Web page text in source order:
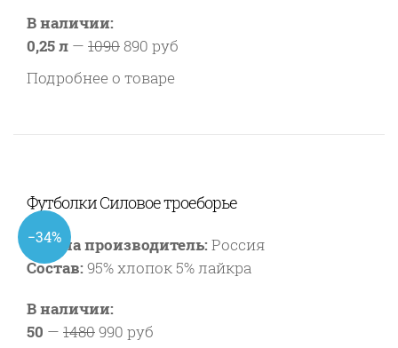
В наличии:
0,25 л — 1090890 руб
Подробнее о товаре
−34%
Футболки Силовое троеборье
Страна производитель:Россия
Состав:95% хлопок 5% лайкра
В наличии:
50 — 1480990 руб